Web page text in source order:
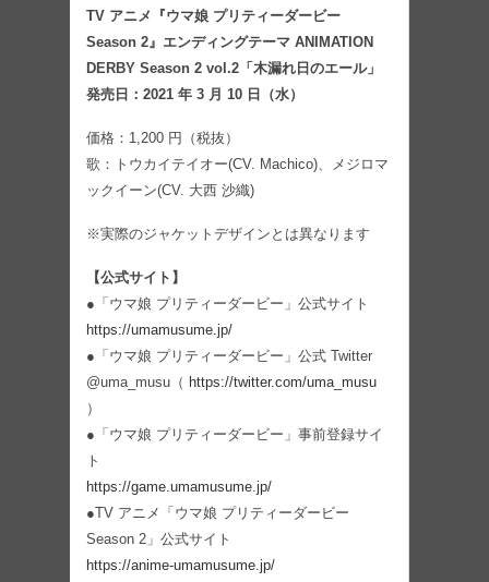
TV アニメ『ウマ娘 プリティーダービー
Season 2』エンディングテーマ ANIMATION
DERBY Season 2 vol.2「木漏れ日のエール」
発売日：2021 年 3 月 10 日（水）
価格：1,200 円（税抜）
歌：トウカイテイオー(CV. Machico)、メジロマ
ックイーン(CV. 大西 沙織)
※実際のジャケットデザインとは異なります
【公式サイト】
●「ウマ娘 プリティーダービー」公式サイト
https://umamusume.jp/
●「ウマ娘 プリティーダービー」公式 Twitter
@uma_musu（ https://twitter.com/uma_musu
）
●「ウマ娘 プリティーダービー」事前登録サイ
ト
https://game.umamusume.jp/
●TV アニメ「ウマ娘 プリティーダービー
Season 2」公式サイト
https://anime-umamusume.jp/